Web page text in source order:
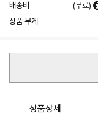
배송비 (무료)
상품 무게
상품상세